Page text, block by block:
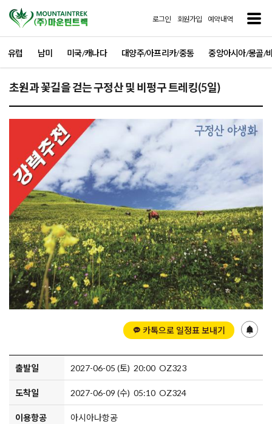
로그인 회원가입 예약내역
유럽 남미 미국/캐나다 대양주/아프리카/중동 중앙아시아/몽골/
초원과 꽃길을 걷는 구정산 및 비펑구 트레킹(5일)
카톡으로 일정표 보내기
출발일 2027-06-05 (토) 20:00 OZ323
도착일 2027-06-09 (수) 05:10 OZ324
이용항공 아시아나항공